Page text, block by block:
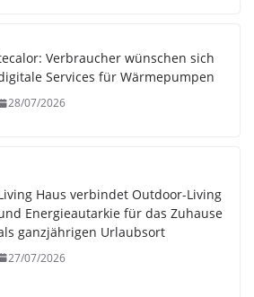
Verbraucher wünschen sich
Services für Wärmepumpen
28/07/2026
Haus verbindet Outdoor-Living
Energieautarkie für das Zuhause
ganzjährigen Urlaubsort
27/07/2026